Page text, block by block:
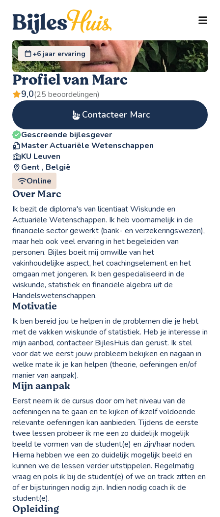
+6 jaar ervaring
Profiel van Marc
9,0(25 beoordelingen)
Contacteer Marc
Gescreende bijlesgever
Master Actuariële Wetenschappen
KU Leuven
Gent , België
Online
Over Marc
Ik bezit de diploma's van licentiaat Wiskunde en
Actuariële Wetenschappen. Ik heb voornamelijk in de
financiële sector gewerkt (bank- en verzekeringswezen),
maar heb ook veel ervaring in het begeleiden van
personen. Bijles boeit mij omwille van het
vakinhoudelijke aspect, het coachingselement en het
omgaan met jongeren. Ik ben gespecialiseerd in de
wiskunde, statistiek en financiële algebra uit de
Handelswetenschappen.
Motivatie
Ik ben bereid jou te helpen in de problemen die je hebt
met de vakken wiskunde of statistiek. Heb je interesse in
mijn aanbod, contacteer BijlesHuis dan gerust. Ik stel
voor dat we eerst jouw probleem bekijken en nagaan in
welke mate ik je kan helpen (theorie, oefeningen en/of
manier van aanpak).
Mijn aanpak
Eerst neem ik de cursus door om het niveau van de
oefeningen na te gaan en te kijken of ikzelf voldoende
relevante oefeningen kan aanbieden. Tijdens de eerste
twee lessen probeer ik me een zo duidelijk mogelijk
beeld te vormen van de student(e) en zijn/haar noden.
Hierna hebben we een zo duidelijk mogelijk beeld en
kunnen we de lessen verder uitstippelen. Regelmatig
vraag en pols ik bij de student(e) of we on track zitten en
of er bijsturingen nodig zijn. Indien nodig coach ik de
student(e).
Opleiding